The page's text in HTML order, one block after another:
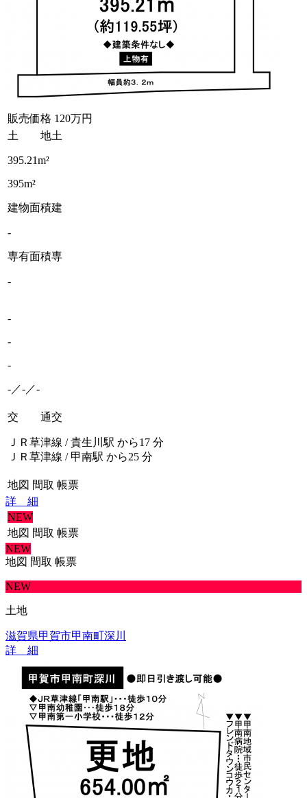
販売価格 120万円
土 地土
395.21m²
395m²
建物面積建
-
専有面積専
-
-
-
-
-／-／-
交 通交
ＪＲ草津線 / 貴生川駅 から17 分
ＪＲ草津線 / 甲南駅 から25 分
地図 間取 帳票
詳 細
NEW
地図 間取 帳票
NEW
地図 間取 帳票
NEW
土地
滋賀県甲賀市甲南町深川
詳 細